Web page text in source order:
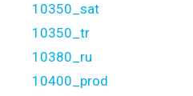
10350_sat
10350_tr
10380_ru
10400_prod